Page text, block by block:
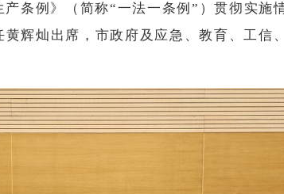
条例》（简称“一法一条例”）贯彻实施
辉灿出席，市政府及应急、教育、工信